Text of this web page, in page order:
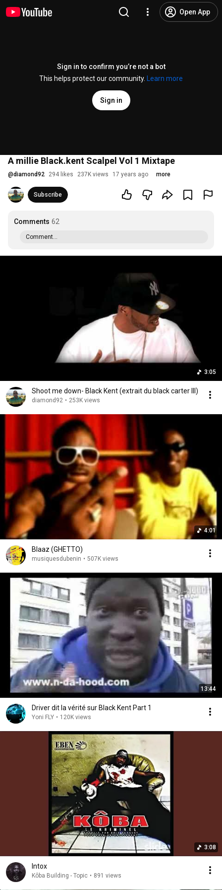
Open App
Sign in to confirm you’re not a bot
This helps protect our community.
Learn more
Sign in
A millie Black.kent Scalpel Vol 1 Mixtape
@diamond92 294 likes 237K views 17 years ago more
Subscribe
Comments 62
Comment...
3:05
Shoot me down- Black Kent (extrait du black carter III)
diamond92 • 253K views
4:01
Blaaz (GHETTO)
musiquesdubenin • 507K views
13:44
Driver dit la vérité sur Black Kent Part 1
Yoni FLY • 120K views
3:08
Intox
Kôba Building - Topic • 891 views